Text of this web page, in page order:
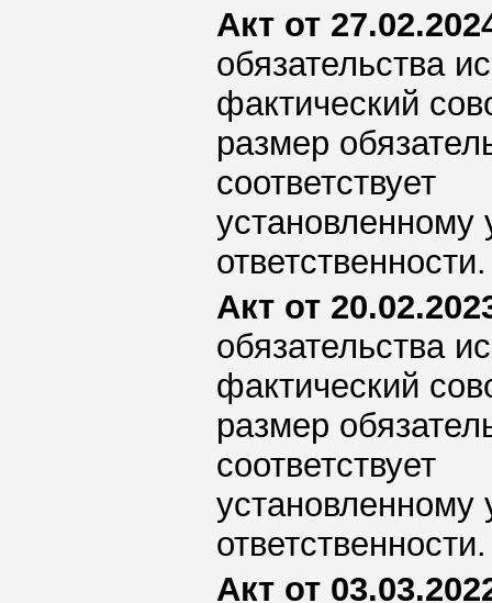
Акт от
обязательства
фактический
размер
соответствует
установленному
ответственности.
Акт от
обязательства
фактический
размер
соответствует
установленному
ответственности.
Акт от